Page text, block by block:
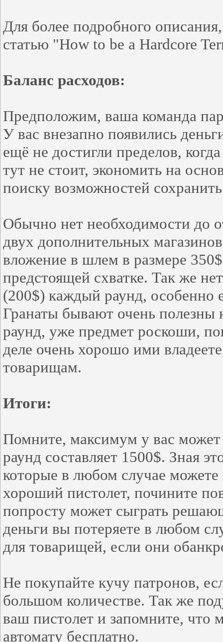
Для более подробного
статью "How to be a Hardcore
Баланс расходов:
Предположим, ваша команда
У вас внезапно появились
ещё не достигли пределов,
тут не стоит, экономить на
поиску возможностей
Обычно нет необходимости до
двух дополнительных
вложение в шлем в размере
предстоящей схватке. Так же
(200$) каждый раунд, особенно
Гранаты бывают очень полезны
раунд, уже предмет роскоши,
деле очень хорошо ими
товарищам.
Итоги:
Помните, максимум у вас
раунд составляет 1500$. Зная
которые в любом случае можете
хороший пистолет, почините
попросту может сыграть
деньги вы потеряете в любом
для товарищей, если они
Не покупайте кучу патронов,
большом количестве. Так же
ваш пистолет и запомните, что
автомату бесплатно.